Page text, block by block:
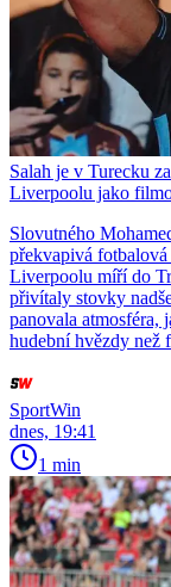
Salah je v Turecku
Liverpoolu jako
Slovutného
překvapivá
Liverpoolu míří do
přivítaly stovky
panovala atmosféra,
hudební hvězdy než
SportWin
dnes, 19:41
1 min